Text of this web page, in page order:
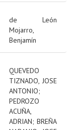
de León
Mojarro,
Benjamín
QUEVEDO
TIZNADO, JOSE
ANTONIO;
PEDROZO
ACUÑA,
ADRIAN; BREÑA